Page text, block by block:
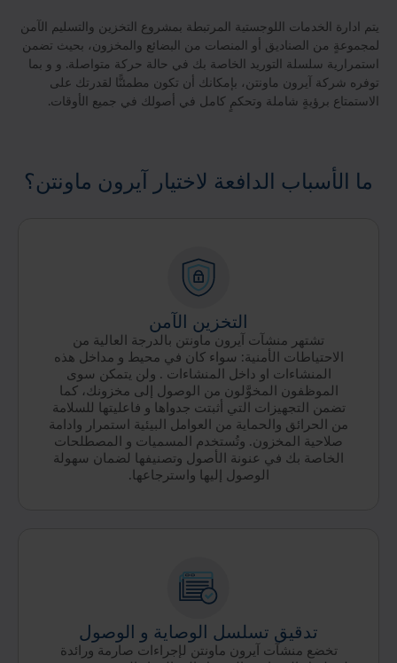
يتم ادارة الخدمات اللوجستية المرتبطة بمشروع التخزين والتسليم الآمن
لمجموعةٍ من الصناديق أو المنصات من البضائع والمخزون، بحيث تضمن
استمرارية سلسلة التوريد الخاصة بك في حالة حركة متواصلة. و و بما
توفره شركة آيرون ماونتن، بإمكانك أن تكون مطمئنًّا لقدرتك على
الاستمتاع برؤيةٍ شاملة وتحكمٍ كامل في أصولك في جميع الأوقات.
ما الأسباب الدافعة لاختيار آيرون ماونتن؟
التخزين الآمن
تشتهر منشآت آيرون ماونتن بالدرجة العالية من
الاحتياطات الأمنية: سواء كان في محيط و مداخل هذه
المنشاءات او داخل المنشاءات . ولن يتمكن سوى
الموظفون المخوَّلون من الوصول إلى مخزونك، كما
تضمن التجهيزات التي أثبتت جدواها و فاعليتها للسلامة
من الحرائق والحماية من العوامل البيئية استمرار وادامة
صلاحية المخزون. وتُستخدم المسميات و المصطلحات
الخاصة بك في عنونة الأصول وتصنيفها لضمان سهولة
الوصول إليها واسترجاعها.
تدقيق تسلسل الوصاية و الوصول
تخضع منشآت آيرون ماونتن لإجراءات صارمة ورائدة